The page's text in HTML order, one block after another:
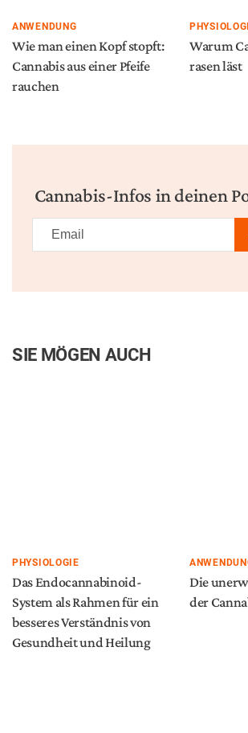
ANWENDUNG
Wie man einen Kopf stopft:
Cannabis aus einer Pfeife
rauchen
Warum
rasen läst
Cannabis-Infos in deinen
SIE MÖGEN AUCH
PHYSIOLOGIE
Das Endocannabinoid-
System als Rahmen für ein
besseres Verständnis von
Gesundheit und Heilung
Die
der